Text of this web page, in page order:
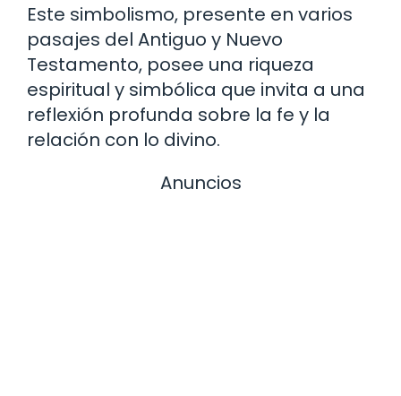
Este simbolismo, presente en varios
pasajes del Antiguo y Nuevo
Testamento, posee una riqueza
espiritual y simbólica que invita a una
reflexión profunda sobre la fe y la
relación con lo divino.
Anuncios